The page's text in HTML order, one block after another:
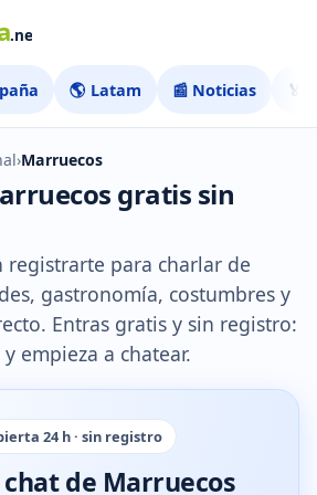
🌎 Latam 📰 Noticias 🏅
›Marruecos
gratis sin
registrarte para charlar de
gastronomía, costumbres y
Entras gratis y sin registro:
empieza a chatear.
24 h · sin registro
de Marruecos